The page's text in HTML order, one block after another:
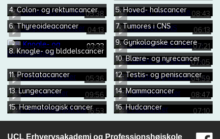
05:38
4. Colon- og rektumcancer 08:43
5. Hoved- halscancer
04:13
6. Thyreoideacancer 06:13
7. Tumores i CNS
03:33
8. Knogle- og blddelscancer
07:21
9. Gynkologiske cancere
07:05
10. Blære- og nyrecancer
05:36
11. Prostatacancer 04:59
12. Testis- og peniscancer
09:56
13. Lungecancer 08:47
14. Mammacancer
16:53
15. Hæmatologisk cancer 07:10
16. Hudcancer
UCL Erhvervsakademi og Professionshøjskole